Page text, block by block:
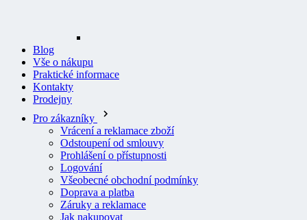
Vše o nákupu
Praktické informace
Kontakty
Prodejny
Pro zákazníky
Vrácení a reklamace zboží
Odstoupení od smlouvy
Prohlášení o přístupnosti
Logování
Všeobecné obchodní podmínky
Doprava a platba
Záruky a reklamace
Jak nakupovat
Řazení zboží